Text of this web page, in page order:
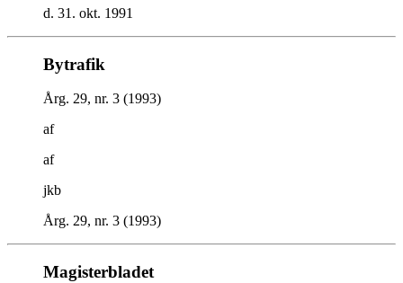
d. 31. okt. 1991
Bytrafik
Årg. 29, nr. 3 (1993)
af
af
jkb
Årg. 29, nr. 3 (1993)
Magisterbladet